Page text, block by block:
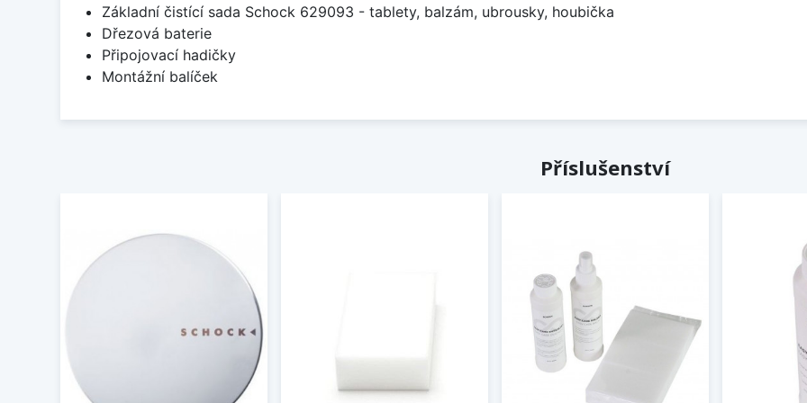
Základní čistící sada Schock 629093 - tablety, balzám, ubrousky, houbička
Dřezová baterie
Připojovací hadičky
Montážní balíček
Příslušenství